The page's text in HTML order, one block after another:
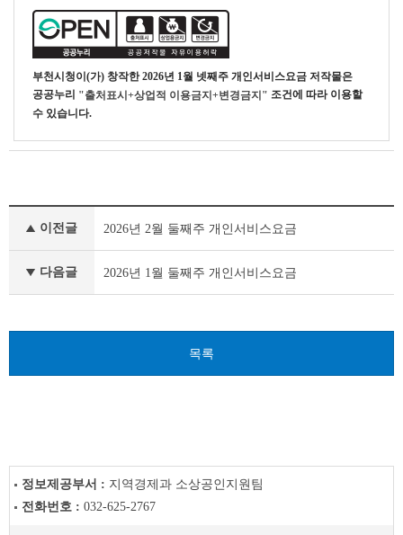
부천시청이(가) 창작한2026년 1월 넷째주 개인서비스요금 저작물은
공공누리 "출처표시+상업적 이용금지+변경금지" 조건에 따라 이용할
수 있습니다.
서
글
이전글 2026년 2월 둘째주 개인서비스요금
다음글 2026년 1월 둘째주 개인서비스요금
목록
정보제공부서 : 지역경제과 소상공인지원팀
전화번호 : 032-625-2767